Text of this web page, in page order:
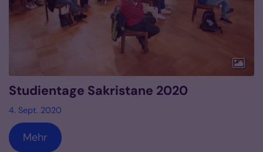
Studientage Sakristane 2020
4. Sept. 2020
Mehr